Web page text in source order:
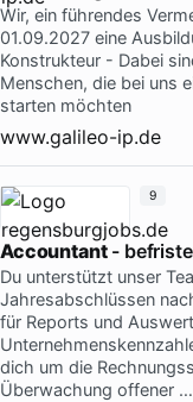
Wir, ein führendes
01.09.2027 eine
Konstrukteur - Dabei
Menschen, die bei uns
starten möchten
www.galileo-ip.de
Accountant-
Du unterstützt unser
Jahresabschlüssen
für Reports und
dich um die
Überwachung offener …
9